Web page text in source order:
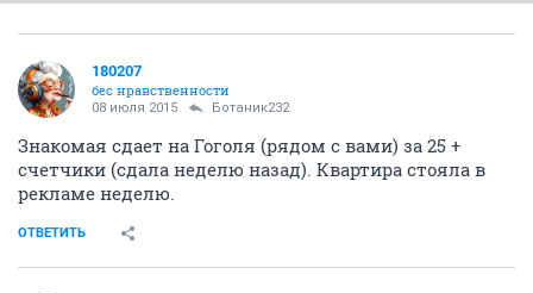
180207
бес нравственности
08 июля 2015 Ботаник232
Знакомая сдает на Гоголя (рядом с вами) за 25 +
счетчики (сдала неделю назад). Квартира стояла в
рекламе неделю.
ОТВЕТИТЬ